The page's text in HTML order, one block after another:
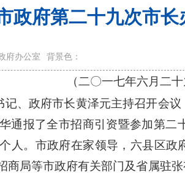
政府第二十九次市
府办公室 背景色：
（二〇一七年六月二十
记、政府市长黄泽元主持召开会
通报了全市招商引资暨参加第二
人。市政府在家领导，六县区
商局等市政府有关部门及省属驻